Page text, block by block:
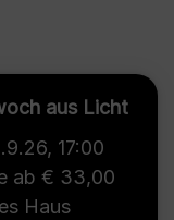
aus Licht
, 17:00
ab € 33,00
Haus